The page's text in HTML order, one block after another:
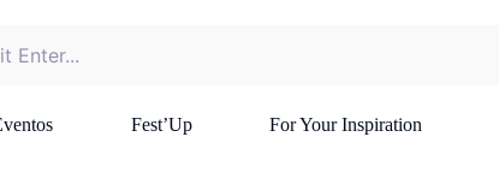
Fest’Up For Your Inspiration